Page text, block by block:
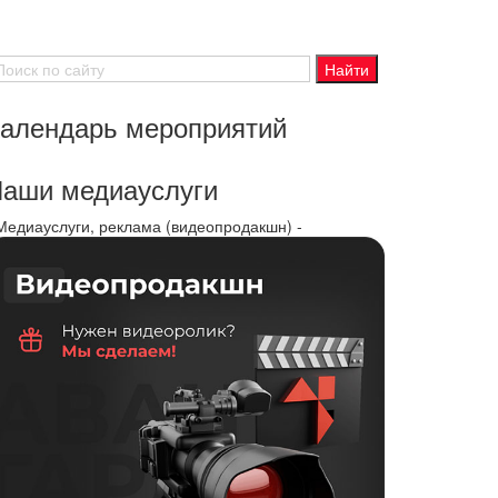
мероприятий
медиауслуги
реклама (видеопродакшн) -